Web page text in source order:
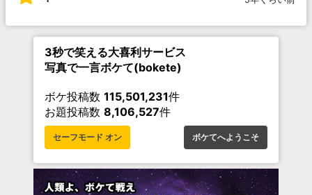
3秒で笑える大喜利サービス
写真で一言ボケて(bokete)
ボケ投稿数 115,501,231件
お題投稿数 8,106,527件
セーフモード オン ボケてへようこそ